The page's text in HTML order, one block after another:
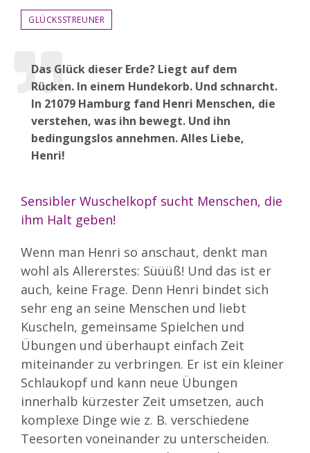
GLÜCKSSTREUNER
Das Glück dieser Erde? Liegt auf dem
Rücken. In einem Hundekorb. Und schnarcht.
In 21079 Hamburg fand Henri Menschen, die
verstehen, was ihn bewegt. Und ihn
bedingungslos annehmen. Alles Liebe,
Henri!
Sensibler Wuschelkopf sucht Menschen, die
ihm Halt geben!
Wenn man Henri so anschaut, denkt man
wohl als Allererstes: Süüüß! Und das ist er
auch, keine Frage. Denn Henri bindet sich
sehr eng an seine Menschen und liebt
Kuscheln, gemeinsame Spielchen und
Übungen und überhaupt einfach Zeit
miteinander zu verbringen. Er ist ein kleiner
Schlaukopf und kann neue Übungen
innerhalb kürzester Zeit umsetzen, auch
komplexe Dinge wie z. B. verschiedene
Teesorten voneinander zu unterscheiden.